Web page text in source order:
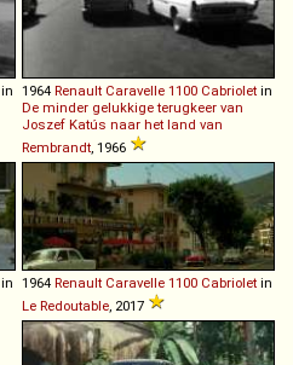
in 1964 Renault Caravelle 1100 Cabriolet in
De minder gelukkige terugkeer van
Joszef Katús naar het land van
Rembrandt, 1966
in 1964 Renault Caravelle 1100 Cabriolet in
Le Redoutable, 2017